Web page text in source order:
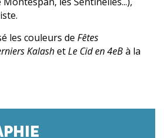
les couleurs de Fêtes
KalashetLe Cid en 4eBà la